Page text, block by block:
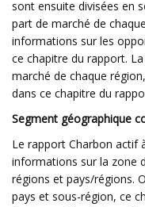
sont ensuite divisées en
part de marché de
informations sur les
ce chapitre du rapport.
marché de chaque
dans ce chapitre du
Segment géographique
Le rapport Charbon actif
informations sur la zone
régions et pays/régions.
pays et sous-région, ce